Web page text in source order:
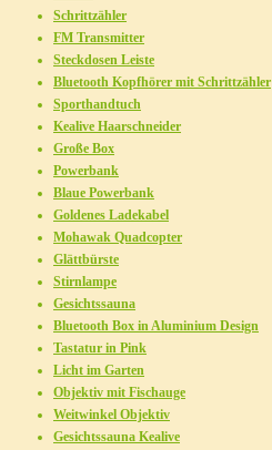
Schrittzähler
FM Transmitter
Steckdosen Leiste
Bluetooth Kopfhörer mit Schrittzähler
Sporthandtuch
Kealive Haarschneider
Große Box
Powerbank
Blaue Powerbank
Goldenes Ladekabel
Mohawak Quadcopter
Glättbürste
Stirnlampe
Gesichtssauna
Bluetooth Box in Aluminium Design
Tastatur in Pink
Licht im Garten
Objektiv mit Fischauge
Weitwinkel Objektiv
Gesichtssauna Kealive